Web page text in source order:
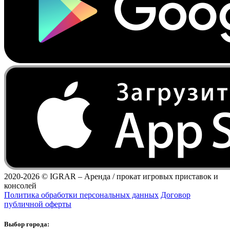
2020-2026 © IGRAR – Аренда / прокат игровых приставок и
консолей
Политика обработки персональных данных Договор
публичной оферты
Выбор города: